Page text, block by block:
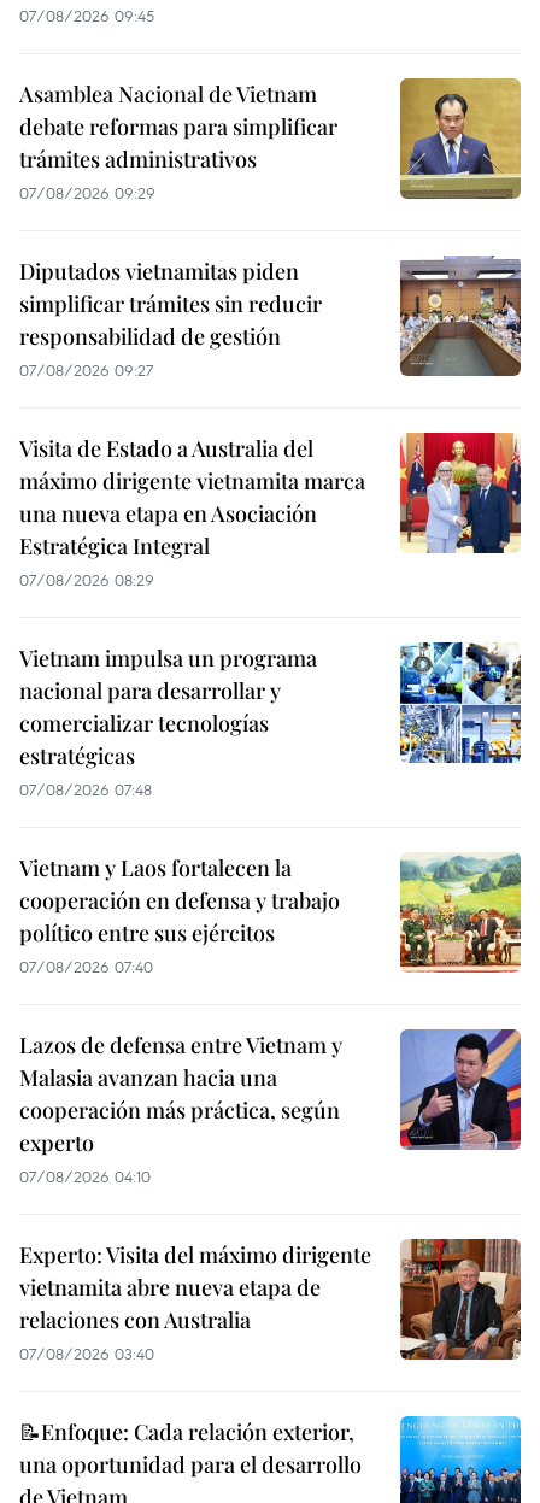
07/08/2026 09:45
Asamblea Nacional de Vietnam
debate reformas para simplificar
trámites administrativos
07/08/2026 09:29
Diputados vietnamitas piden
simplificar trámites sin reducir
responsabilidad de gestión
07/08/2026 09:27
Visita de Estado a Australia del
máximo dirigente vietnamita marca
una nueva etapa en Asociación
Estratégica Integral
07/08/2026 08:29
Vietnam impulsa un programa
nacional para desarrollar y
comercializar tecnologías
estratégicas
07/08/2026 07:48
Vietnam y Laos fortalecen la
cooperación en defensa y trabajo
político entre sus ejércitos
07/08/2026 07:40
Lazos de defensa entre Vietnam y
Malasia avanzan hacia una
cooperación más práctica, según
experto
07/08/2026 04:10
Experto: Visita del máximo dirigente
vietnamita abre nueva etapa de
relaciones con Australia
07/08/2026 03:40
📝Enfoque: Cada relación exterior,
una oportunidad para el desarrollo